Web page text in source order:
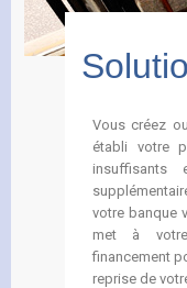
Vous créez
établi votre
votre banque
met à
financement
reprise de